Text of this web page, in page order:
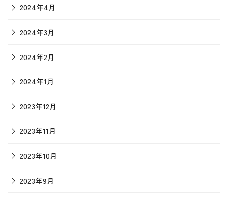
2024年4月
2024年3月
2024年2月
2024年1月
2023年12月
2023年11月
2023年10月
2023年9月